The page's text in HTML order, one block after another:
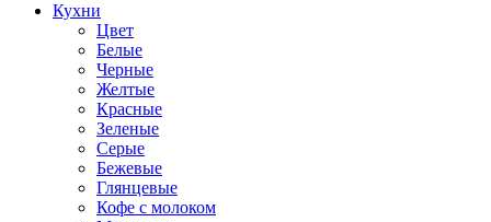
Кухни
Цвет
Белые
Черные
Желтые
Красные
Зеленые
Серые
Бежевые
Глянцевые
Кофе с молоком